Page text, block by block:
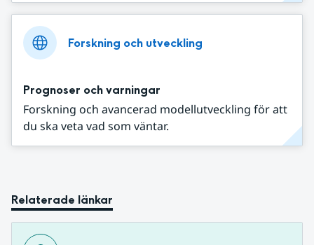
Forskning och utveckling
Prognoser och varningar
Forskning och avancerad modellutveckling för att
du ska veta vad som väntar.
Relaterade länkar